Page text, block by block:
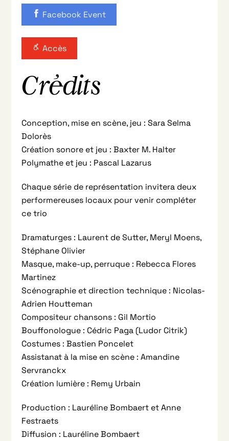
Facebook Event
Accès
Crédits
Conception, mise en scène, jeu : Sara Selma
Dolorès
Création sonore et jeu : Baxter M. Halter
Polymathe et jeu : Pascal Lazarus
Chaque série de représentation invitera deux
performereuses locaux pour venir compléter
ce trio
Dramaturges : Laurent de Sutter, Meryl Moens,
Stéphane Olivier
Masque, make-up, perruque : Rebecca Flores
Martinez
Scénographie et direction technique : Nicolas-
Adrien Houtteman
Compositeur chansons : Gil Mortio
Bouffonologue : Cédric Paga (Ludor Citrik)
Costumes : Bastien Poncelet
Assistanat à la mise en scène : Amandine
Servranckx
Création lumière : Remy Urbain
Production : Lauréline Bombaert et Anne
Festraets
Diffusion : Lauréline Bombaert